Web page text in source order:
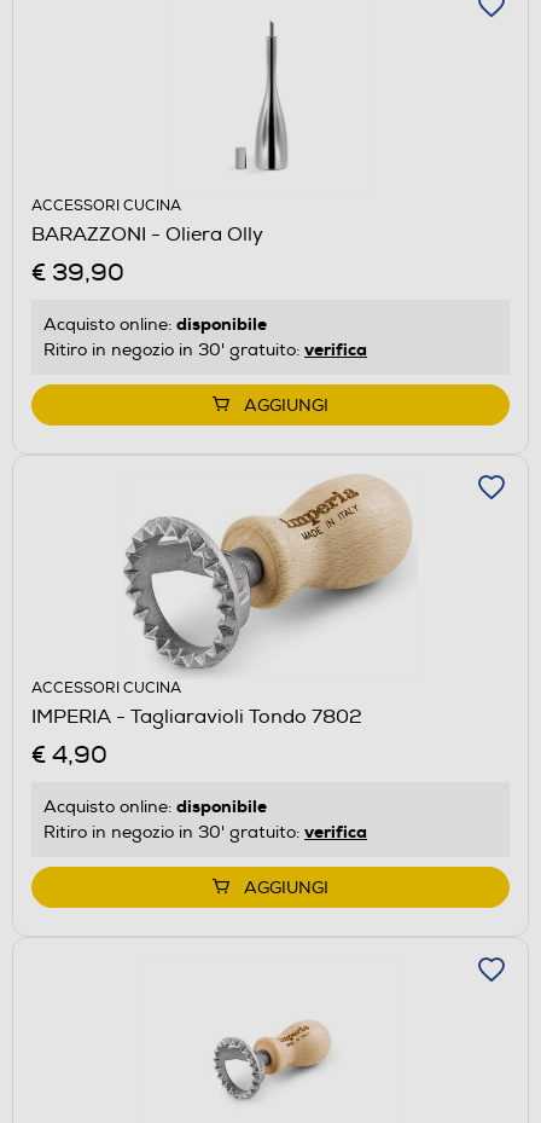
ACCESSORI CUCINA
BARAZZONI - Oliera Olly
€ 39,90
Acquisto online: disponibile
Ritiro in negozio in 30' gratuito: verifica
AGGIUNGI
ACCESSORI CUCINA
IMPERIA - Tagliaravioli Tondo 7802
€ 4,90
Acquisto online: disponibile
Ritiro in negozio in 30' gratuito: verifica
AGGIUNGI